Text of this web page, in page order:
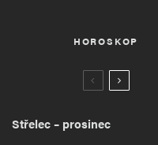
HOROSKOP
Střelec – prosinec